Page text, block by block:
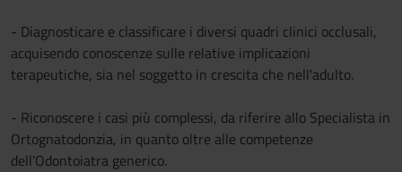
- Diagnosticare e classificare i diversi quadri clinici occlusali,
acquisendo conoscenze sulle relative implicazioni
terapeutiche, sia nel soggetto in crescita che nell'adulto.
- Riconoscere i casi più complessi, da riferire allo Specialista in
Ortognatodonzia, in quanto oltre alle competenze
dell'Odontoiatra generico.